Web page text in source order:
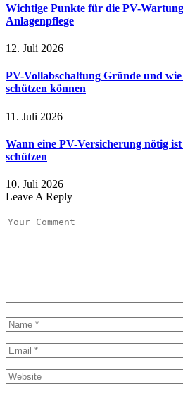
Wichtige Punkte für die PV-
Anlagenpflege
12. Juli 2026
PV-Vollabschaltung Gründe und
schützen können
11. Juli 2026
Wann eine PV-Versicherung nötig
schützen
10. Juli 2026
Leave A Reply